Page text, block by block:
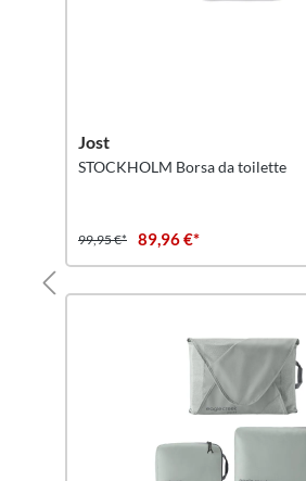
Jost
STOCKHOLM Borsa da toilette
99,95 €* 89,96 €*